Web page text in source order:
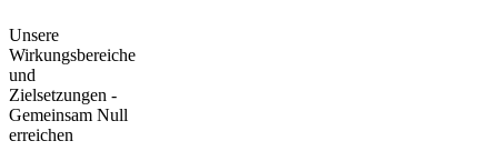
Unsere
Wirkungsbereiche
und
Zielsetzungen -
Gemeinsam Null
erreichen